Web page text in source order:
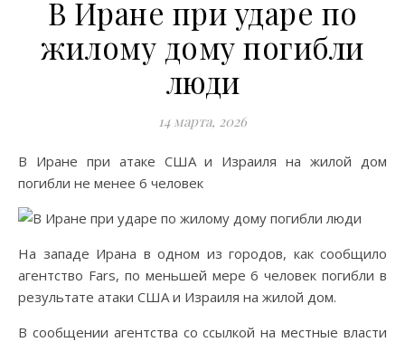
В Иране при ударе по
жилому дому погибли
люди
14 марта, 2026
В Иране при атаке США и Израиля на жилой дом
погибли не менее 6 человек
На западе Ирана в одном из городов, как сообщило
агентство Fars, по меньшей мере 6 человек погибли в
результате атаки США и Израиля на жилой дом.
В сообщении агентства со ссылкой на местные власти